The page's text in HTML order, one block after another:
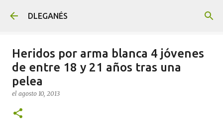
DLEGANÉS
Heridos por arma blanca 4 jóvenes
de entre 18 y 21 años tras una
pelea
el agosto 10, 2013